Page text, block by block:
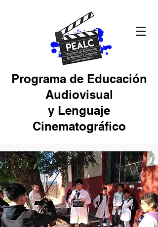
Programa de Educación
Audiovisual
y Lenguaje
Cinematográfico